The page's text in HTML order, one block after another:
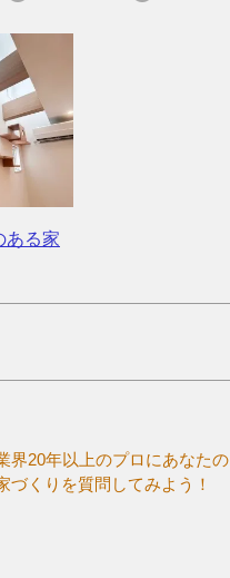
ある家
界20年以上のプロにあなたの
づくりを質問してみよう！